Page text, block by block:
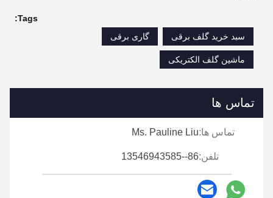
Tags:
سبد خرید گلف برقی
گاری برقی
ماشین گلف الکتریکی
تماس ها
تماس ها:Ms. Pauline Liu
تلفن:86--13546943585